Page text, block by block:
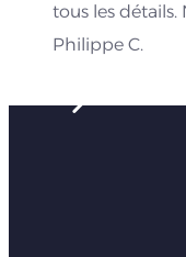
tous les
Philippe C.